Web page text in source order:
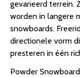
gevarieerd terrein.
worden in langere
snowboards.
directionele vorm
presteren in één
Powder